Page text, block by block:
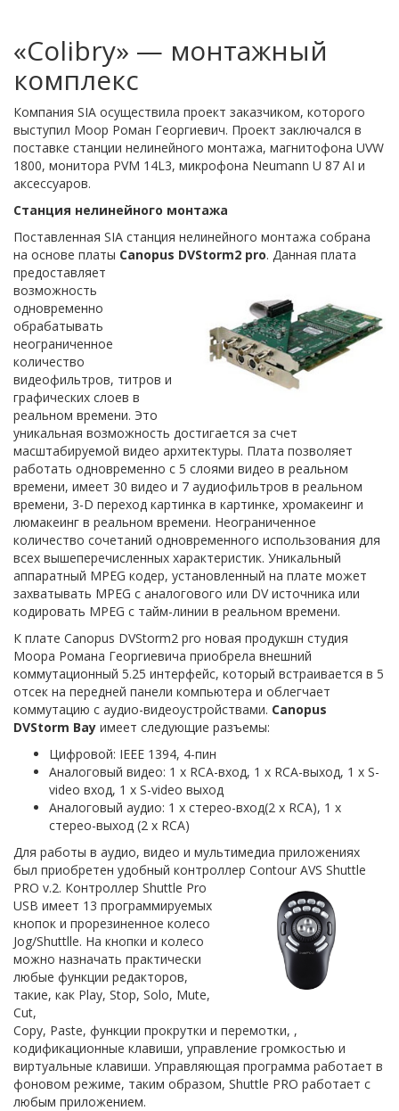
«Colibry» — монтажный
комплекс
Компания SIA осуществила проект заказчиком, которого
выступил Моор Роман Георгиевич. Проект заключался в
поставке станции нелинейного монтажа, магнитофона UVW
1800, монитора PVM 14L3, микрофона Neumann U 87 AI и
аксессуаров.
Cтанция нелинейного монтажа
Поставленная SIA станция нелинейного монтажа собрана
на основе платы Canopus DVStorm2 pro. Данная плата
предоставляет
возможность
одновременно
обрабатывать
неограниченное
количество
видеофильтров, титров и
графических слоев в
реальном времени. Это
уникальная возможность достигается за счет
масштабируемой видео архитектуры. Плата позволяет
работать одновременно с 5 слоями видео в реальном
времени, имеет 30 видео и 7 аудиофильтров в реальном
времени, 3-D переход картинка в картинке, хромакеинг и
люмакеинг в реальном времени. Неограниченное
количество сочетаний одновременного использования для
всех вышеперечисленных характеристик. Уникальный
аппаратный MPEG кодер, установленный на плате может
захватывать MPEG с аналогового или DV источника или
кодировать MPEG с тайм-линии в реальном времени.
К плате Canopus DVStorm2 pro новая продукшн студия
Моора Романа Георгиевича приобрела внешний
коммутационный 5.25 интерфейс, который встраивается в 5
отсек на передней панели компьютера и облегчает
коммутацию с аудио-видеоустройствами. Canopus
DVStorm Bay имеет следующие разъемы:
Цифровой: IEEE 1394, 4-пин
Аналоговый видео: 1 х RCA-вход, 1 х RCA-выход, 1 х S-
video вход, 1 х S-video выход
Аналоговый аудио: 1 х стерео-вход(2 х RCA), 1 х
стерео-выход (2 х RCA)
Для работы в аудио, видео и мультимедиа приложениях
был приобретен удобный контроллер Contour AVS Shuttle
PRO v.2. Контроллер Shuttle Pro
USB имеет 13 программируемых
кнопок и прорезиненное колесо
Jog/Shuttlle. На кнопки и колесо
можно назначать практически
любые функции редакторов,
такие, как Play, Stop, Solo, Mute,
Cut,
Copy, Paste, функции прокрутки и перемотки, ,
кодификационные клавиши, управление громкостью и
виртуальные клавиши. Управляющая программа работает в
фоновом режиме, таким образом, Shuttle PRO работает с
любым приложением.